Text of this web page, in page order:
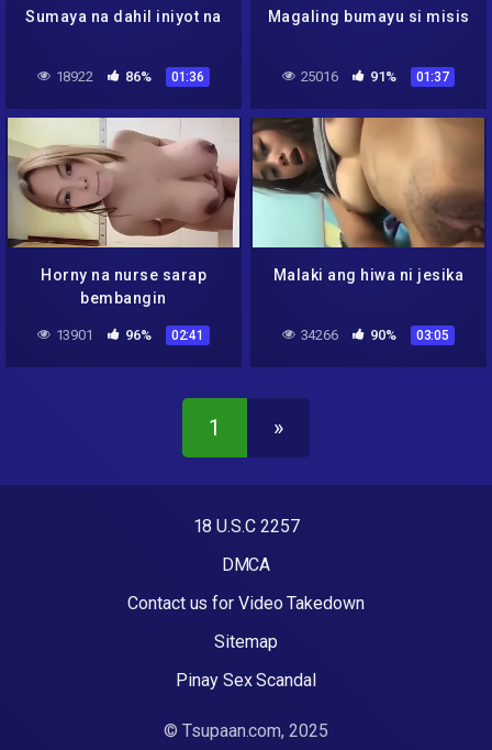
Sumaya na dahil iniyot na
18922 86% 01:36
Magaling bumayu si misis
25016 91% 01:37
Horny na nurse sarap
bembangin
13901 96% 02:41
Malaki ang hiwa ni jesika
34266 90% 03:05
1 »
18 U.S.C 2257
DMCA
Contact us for Video Takedown
Sitemap
Pinay Sex Scandal
© Tsupaan.com, 2025